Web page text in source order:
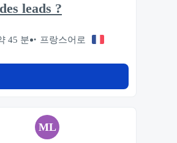
leads ?
45 분 프랑스어로
ML